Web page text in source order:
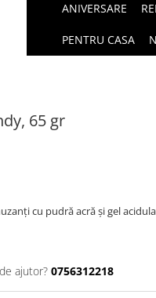
ANIVERSARE
PENTRU CASA
65 gr
cu pudră acră și gel
ajutor? 0756312218